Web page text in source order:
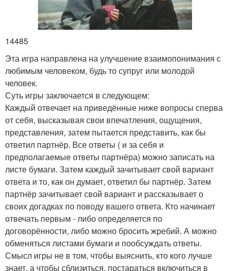
14485
Эта игра направлена на улучшение взаимопонимания с
любимым человеком, будь то супруг или молодой
человек.
Суть игры заключается в следующем:
Каждый отвечает на приведённые ниже вопросы сперва
от себя, высказывая свои впечатления, ощущения,
представления, затем пытается представить, как бы
ответил партнёр. Все ответы ( и за себя и
предполагаемые ответы партнёра) можно записать на
листе бумаги. Затем каждый зачитывает свой вариант
ответа и то, как он думает, ответил бы партнёр. Затем
партнёр зачитывает свой вариант и рассказывает о
своих догадках по поводу вашего ответа. Кто начинает
отвечать первым - либо определяется по
договорённости, либо можно бросить жребий. А можно
обменяться листами бумаги и пообсуждать ответы.
Смысл игры не в том, чтобы выяснить, кто кого лучше
знает, а чтобы сблизиться, постараться включиться в